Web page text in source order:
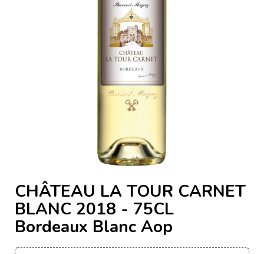
CHÂTEAU LA TOUR CARNET
BLANC 2018 - 75CL
Bordeaux Blanc Aop